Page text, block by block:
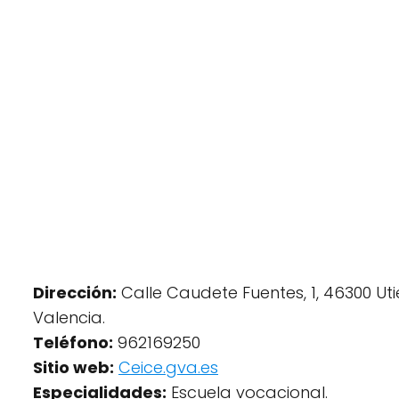
Dirección: Calle Caudete Fuentes, 1, 46300
Valencia.
Teléfono: 962169250
Sitio web: Ceice.gva.es
Especialidades: Escuela vocacional.